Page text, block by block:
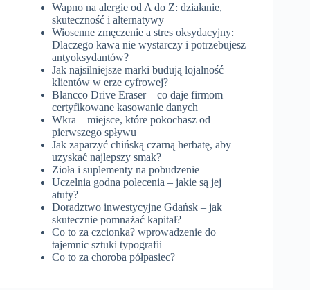
Wapno na alergie od A do Z: działanie,
skuteczność i alternatywy
Wiosenne zmęczenie a stres oksydacyjny:
Dlaczego kawa nie wystarczy i potrzebujesz
antyoksydantów?
Jak najsilniejsze marki budują lojalność
klientów w erze cyfrowej?
Blancco Drive Eraser – co daje firmom
certyfikowane kasowanie danych
Wkra – miejsce, które pokochasz od
pierwszego spływu
Jak zaparzyć chińską czarną herbatę, aby
uzyskać najlepszy smak?
Zioła i suplementy na pobudzenie
Uczelnia godna polecenia – jakie są jej
atuty?
Doradztwo inwestycyjne Gdańsk – jak
skutecznie pomnażać kapitał?
Co to za czcionka? wprowadzenie do
tajemnic sztuki typografii
Co to za choroba półpasiec?